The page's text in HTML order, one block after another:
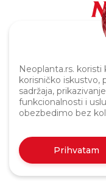
Neoplanta.rs.
korisničko iskustvo,
sadržaja,
funkcionalnosti i
obezbedimo bez
Prihvatam